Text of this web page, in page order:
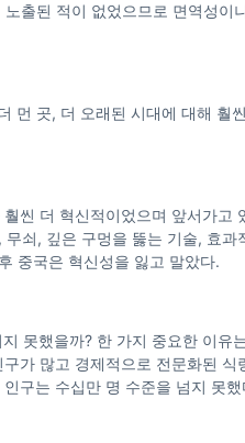
출된 적이 없었으므로 면역성이
먼 곳, 더 오래된 시대에 대해 훨
씬 더 혁신적이었으며 앞서가고
쇠, 깊은 구멍을 뚫는 기술, 효
중국은 혁신성을 잃고 말았다.
못했을까? 한 가지 중요한 이유
가 많고 경제적으로 전문화된 식
구는 수십만 명 수준을 넘지 못했